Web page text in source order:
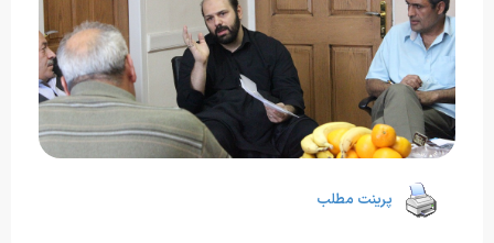
پرینت مطلب